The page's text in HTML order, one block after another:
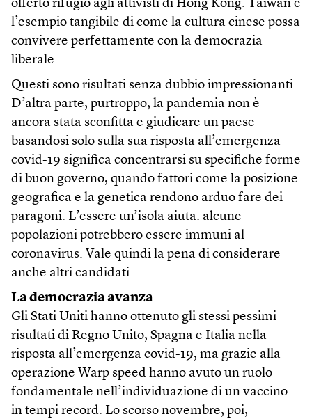
offerto rifugio agli attivisti di Hong Kong. Taiwan è
l’esempio tangibile di come la cultura cinese possa
convivere perfettamente con la democrazia
liberale.
Questi sono risultati senza dubbio impressionanti.
D’altra parte, purtroppo, la pandemia non è
ancora stata sconfitta e giudicare un paese
basandosi solo sulla sua risposta all’emergenza
covid-19 significa concentrarsi su specifiche forme
di buon governo, quando fattori come la posizione
geografica e la genetica rendono arduo fare dei
paragoni. L’essere un’isola aiuta: alcune
popolazioni potrebbero essere immuni al
coronavirus. Vale quindi la pena di considerare
anche altri candidati.
La democrazia avanza
Gli Stati Uniti hanno ottenuto gli stessi pessimi
risultati di Regno Unito, Spagna e Italia nella
risposta all’emergenza covid-19, ma grazie alla
operazione Warp speed hanno avuto un ruolo
fondamentale nell’individuazione di un vaccino
in tempi record. Lo scorso novembre, poi,